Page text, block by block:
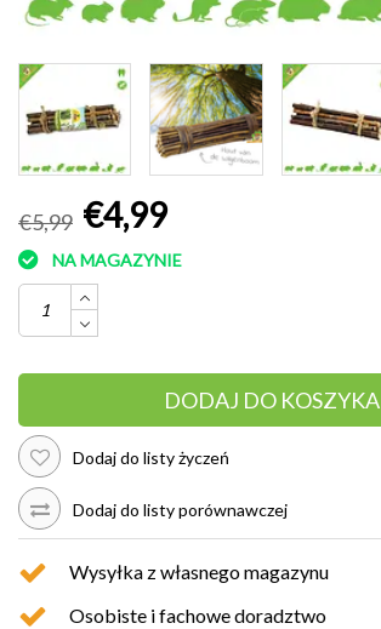
€5,99 €4,99
NA MAGAZYNIE
DODAJ DO KOSZYKA
Dodaj do listy życzeń
Dodaj do listy porównawczej
Wysyłka z własnego magazynu
Osobiste i fachowe doradztwo